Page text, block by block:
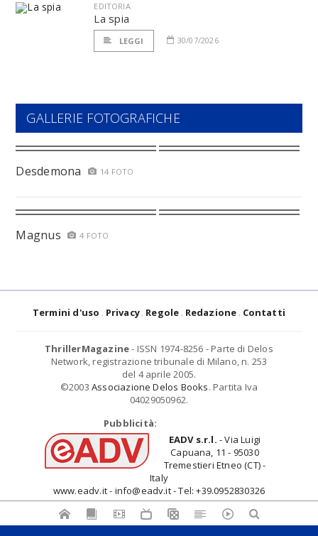
EDITORIA
La spia
LEGGI 30/07/2026
GALLERIE FOTOGRAFICHE
Desdemona 14 FOTO
Magnus 4 FOTO
Termini d'uso Privacy Regole Redazione Contatti
ThrillerMagazine- ISSN 1974-8256 - Parte di Delos
Network, registrazione tribunale di Milano, n. 253
del 4 aprile 2005.
©2003 Associazione Delos Books. Partita Iva
04029050962.
Pubblicità:
EADV s.r.l. - Via Luigi
Capuana, 11 - 95030
Tremestieri Etneo (CT) -
Italy
www.eadv.it - info@eadv.it - Tel: +39.0952830326